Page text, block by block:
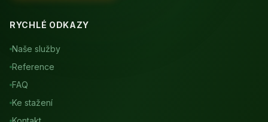
RYCHLÉ ODKAZY
Naše služby
Reference
FAQ
Ke stažení